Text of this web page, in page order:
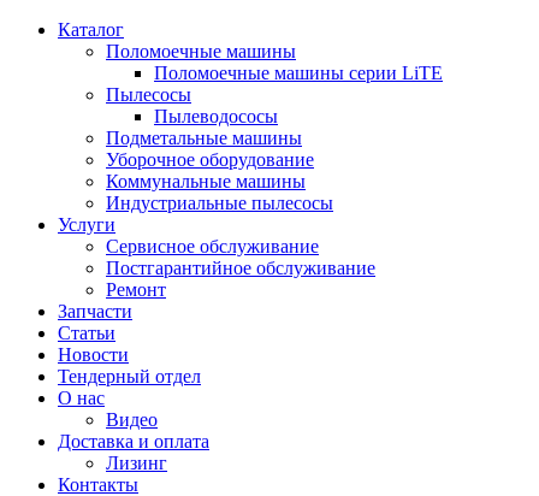
Каталог
Поломоечные машины
Поломоечные машины серии LiTE
Пылесосы
Пылеводососы
Подметальные машины
Уборочное оборудование
Коммунальные машины
Индустриальные пылесосы
Услуги
Сервисное обслуживание
Постгарантийное обслуживание
Ремонт
Запчасти
Статьи
Новости
Тендерный отдел
О нас
Видео
Доставка и оплата
Лизинг
Контакты